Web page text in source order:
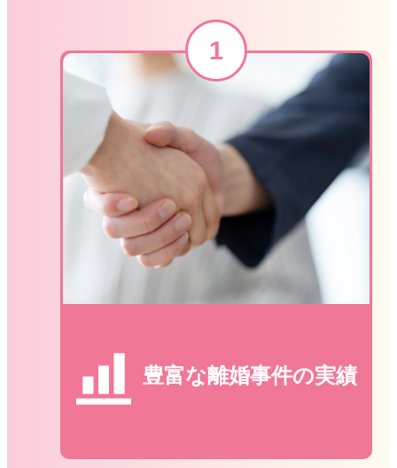
豊富な離婚事件の実績